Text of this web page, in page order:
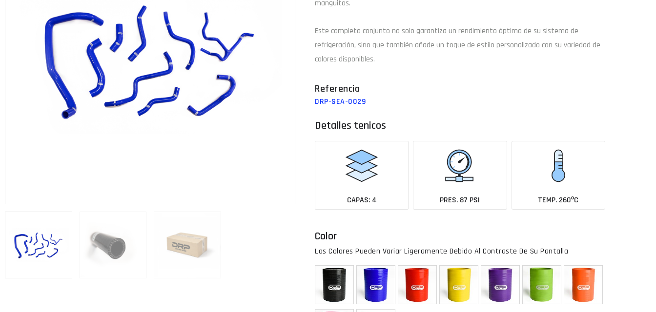
Email
Buscar
Manguera de vacío
Adaptadores aluminio
manguitos.
Este completo conjunto no solo garantiza un rendimiento óptimo de su sistema de
refrigeración, sino que también añade un toque de estilo personalizado con su variedad de
colores disponibles.
DRP-SEA-0029
Detalles tenicos
CAPAS: 4 PRES. 87 PSI TEMP. 260ºC
Color